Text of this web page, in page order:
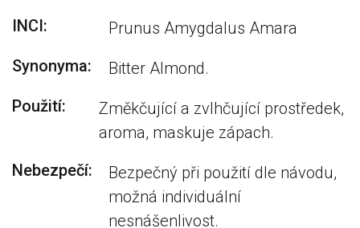
INCI:
Prunus Amygdalus Amara
Synonyma:
Bitter Almond.
Použití:
Změkčující a zvlhčující prostředek,
aroma, maskuje zápach.
Nebezpečí:
Bezpečný při použití dle návodu,
možná individuální
nesnášenlivost.